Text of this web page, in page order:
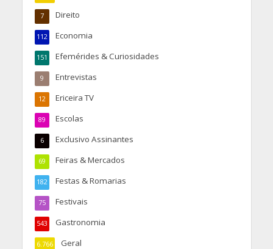
Direito
7
Economia
112
Efemérides & Curiosidades
151
Entrevistas
9
Ericeira TV
12
Escolas
89
Exclusivo Assinantes
6
Feiras & Mercados
69
Festas & Romarias
182
Festivais
75
Gastronomia
543
Geral
6.766